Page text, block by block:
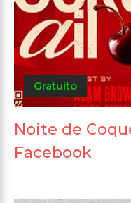
Gratuito
Noite de
Facebook